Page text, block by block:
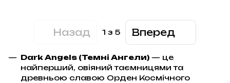
Назад 1 з 5 Вперед
Dark Angels (Темні Ангели) — це
найперший, овіяний таємницями та
древньою славою Орден Космічного